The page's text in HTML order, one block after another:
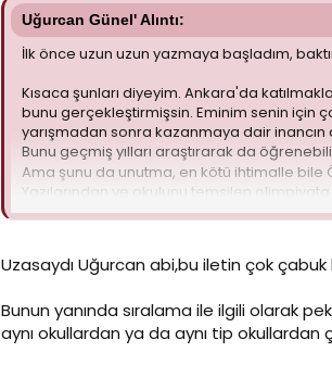
Uğurcan Günel' Alıntı:
İlk önce uzun uzun yazmaya başladım,
Kısaca şunları diyeyim. Ankara'da
bunu gerçekleştirmişsin. Eminim senin için
yarışmadan sonra kazanmaya dair
Bunu geçmiş yılları araştırarak da
Ama şunu da unutma, en kötü ihtimalle bile
Yazılarından ve okulunu temsilen
daha güzel şeyler kazanmak, tecrübe elde
Uzasaydı Uğurcan abi,bu iletin çok çabuk
Bunun yanında sıralama ile ilgili olarak
aynı okullardan ya da aynı tip okullardan